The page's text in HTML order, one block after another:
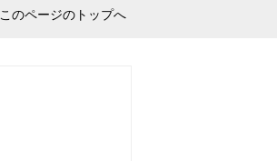
このページのトップへ